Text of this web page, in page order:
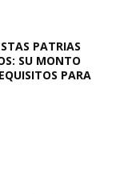
PATRIAS
SU MONTO
PARA